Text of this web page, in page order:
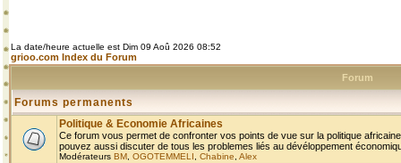
La date/heure actuelle est Dim 09 Aoû 2026 08:52
grioo.com Index du Forum
Forum
Forums permanents
Politique & Economie Africaines
Ce forum vous permet de confronter vos points de vue sur la politique
pouvez aussi discuter de tous les problemes liés au dévéloppement
Modérateurs BM OGOTEMMELI Chabine Alex